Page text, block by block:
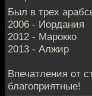
Был в трех
2006 - Иордания
2012 - Марокко
2013 - Алжир
Впечатления от
благоприятные!